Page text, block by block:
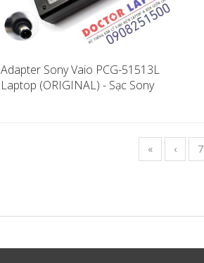
Adapter Sony Vaio PCG-51513L
Laptop (ORIGINAL) - Sạc Sony
« ‹ 7